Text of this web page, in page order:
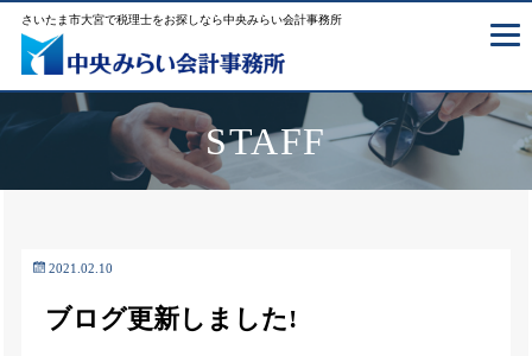
さいたま市大宮で税理士をお探しなら中央みらい会計事務所
STAFF
2021.02.10
ブログ更新しました!